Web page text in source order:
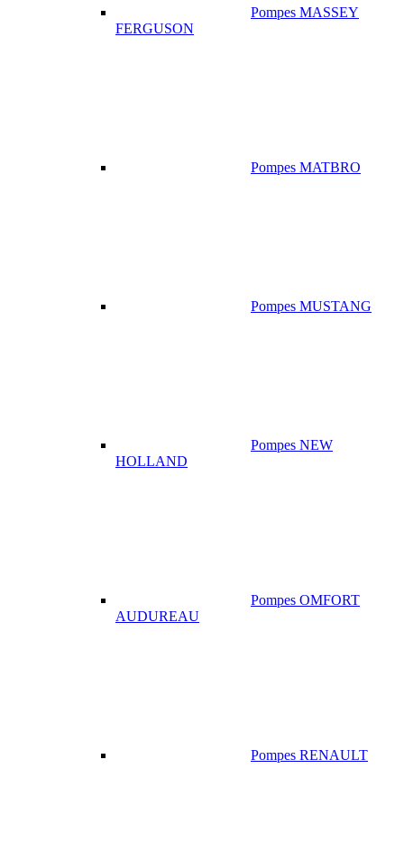
Pompes MASSEY
FERGUSON
Pompes MATBRO
Pompes MUSTANG
Pompes NEW
HOLLAND
Pompes OMFORT
AUDUREAU
Pompes RENAULT